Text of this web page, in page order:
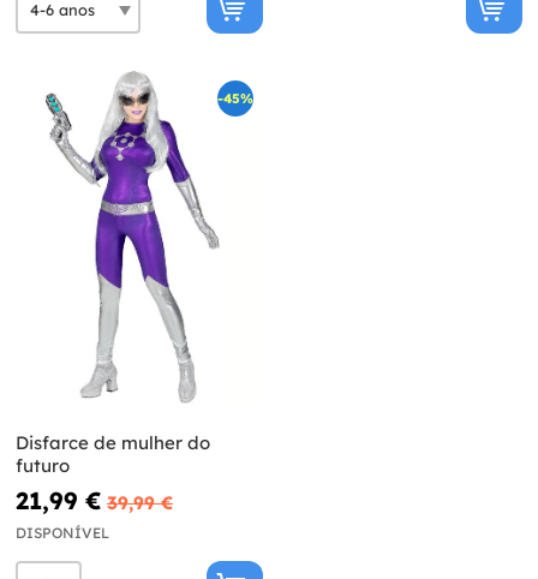
-45%
Disfarce de mulher do
futuro
21,99 € 39,99 €
DISPONÍVEL